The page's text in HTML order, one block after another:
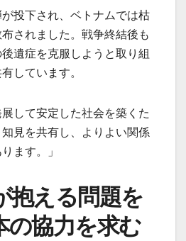
が投下され、ベトナムでは枯
されました。戦争終結後も
遺症を克服しようと取り組
しています。
して安定した社会を築くた
見を共有し、よりよい関係
ます。」
抱える問題を
の協力を求む